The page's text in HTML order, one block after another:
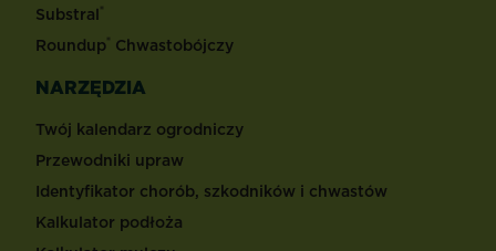
Substral®
Roundup® Chwastobójczy
NARZĘDZIA
Twój kalendarz ogrodniczy
Przewodniki upraw
Identyfikator chorób, szkodników i chwastów
Kalkulator podłoża